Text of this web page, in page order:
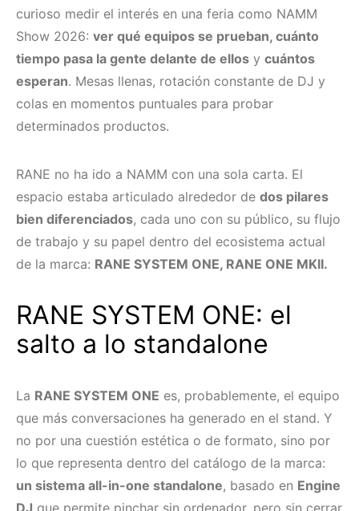
curioso medir el interés en una feria como NAMM
Show 2026: ver qué equipos se prueban, cuánto
tiempo pasa la gente delante de ellos y cuántos
esperan. Mesas llenas, rotación constante de DJ y
colas en momentos puntuales para probar
determinados productos.
RANE no ha ido a NAMM con una sola carta. El
espacio estaba articulado alrededor de dos pilares
bien diferenciados, cada uno con su público, su flujo
de trabajo y su papel dentro del ecosistema actual
de la marca: RANE SYSTEM ONE, RANE ONE MKII.
RANE SYSTEM ONE: el
salto a lo standalone
La RANE SYSTEM ONE es, probablemente, el equipo
que más conversaciones ha generado en el stand. Y
no por una cuestión estética o de formato, sino por
lo que representa dentro del catálogo de la marca:
un sistema all-in-one standalone, basado en Engine
DJ que permite pinchar sin ordenador, pero sin cerrar